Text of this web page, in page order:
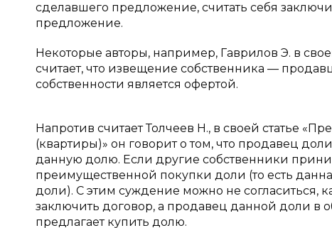
сделавшего предложение, считать себя
предложение.
Некоторые авторы, например, Гаврилов Э. в
считает, что извещение собственника —
собственности является офертой.
Напротив считает Толчеев Н., в своей статье
(квартиры)» он говорит о том, что продавец
данную долю. Если другие собственники
преимущественной покупки доли (то есть
доли). С этим суждение можно не согласиться,
заключить договор, а продавец данной доли в
предлагает купить долю.